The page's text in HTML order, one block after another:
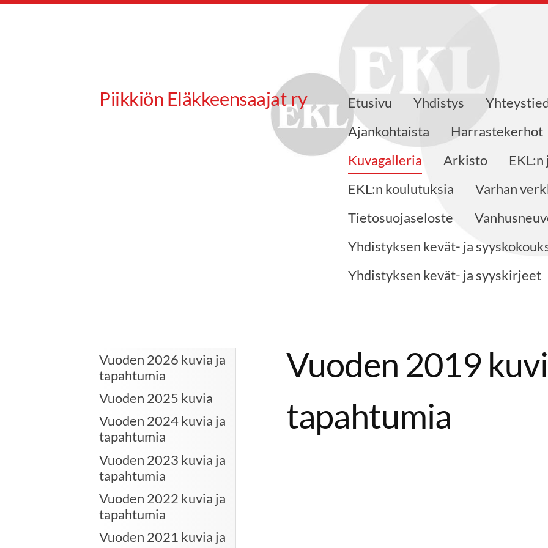
Piikkiön Eläkkeensaajat ry Etusivu Yhdistys
Ajankohtaista
Harrastekerhot
Kuvagalleria
Arkisto
EKL:n koulutuksia
Varhan
Tietosuojaseloste
Yhdistyksen kevät- ja
Yhdistyksen kevät- ja syyskirjeet
Vuoden 2026 kuvia ja
tapahtumia
Vuoden 2025 kuvia
Vuoden 2024 kuvia ja
tapahtumia
Vuoden 2023 kuvia ja
tapahtumia
Vuoden 2022 kuvia ja
tapahtumia
Vuoden 2021 kuvia ja
Vuoden 2019
tapahtumia